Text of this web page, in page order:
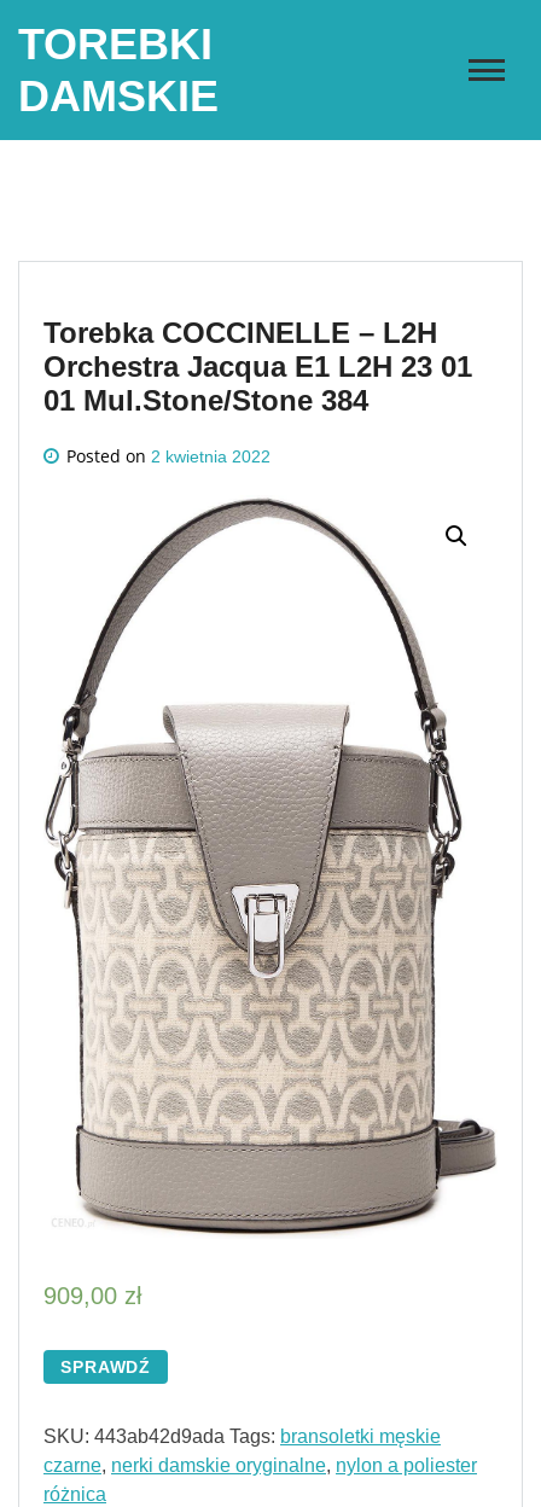
TOREBKI
DAMSKIE
Torebka COCCINELLE – L2H
Orchestra Jacqua E1 L2H 23 01
01 Mul.Stone/Stone 384
Posted on 2 kwietnia 2022
909,00 zł
SPRAWDŹ
SKU: 443ab42d9ada Tags: bransoletki męskie
czarne, nerki damskie oryginalne, nylon a poliester
różnica